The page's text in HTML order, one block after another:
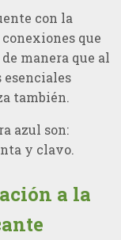
con la
que
manera que al
también.
azul son:
y clavo.
a la